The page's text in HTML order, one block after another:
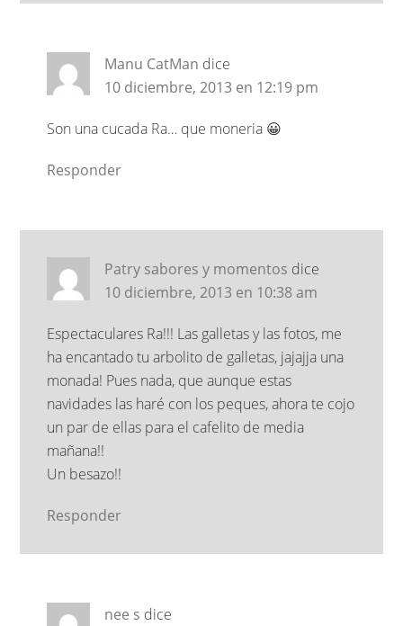
Manu CatMan dice
10 diciembre, 2013 en 12:19 pm
Son una cucada Ra… que moneria 😀
Responder
Patry sabores y momentos dice
10 diciembre, 2013 en 10:38 am
Espectaculares Ra!!! Las galletas y las fotos, me
ha encantado tu arbolito de galletas, jajajja una
monada! Pues nada, que aunque estas
navidades las haré con los peques, ahora te cojo
un par de ellas para el cafelito de media
mañana!!
Un besazo!!
Responder
nee s dice